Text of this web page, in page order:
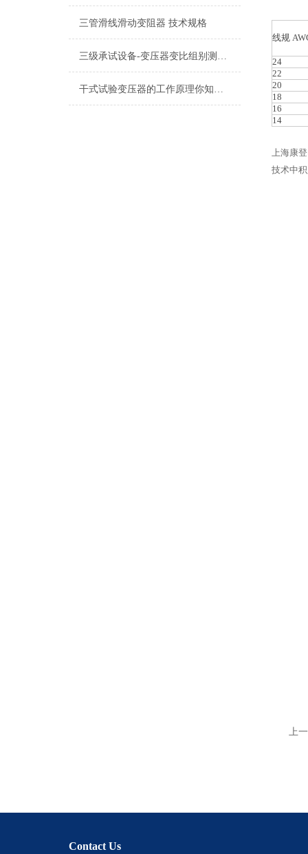
三管滑线滑动变阻器 技术规格
三级承试设备-变压器变比组别测试仪
干式试验变压器的工作原理你知道吗？
线规
24
22
20
18
16
14
上海康
技术中
上
Contact Us